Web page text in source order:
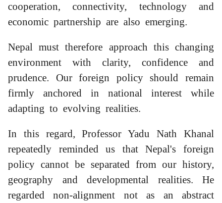
cooperation, connectivity, technology and
economic partnership are also emerging.
Nepal must therefore approach this changing
environment with clarity, confidence and
prudence. Our foreign policy should remain
firmly anchored in national interest while
adapting to evolving realities.
In this regard, Professor Yadu Nath Khanal
repeatedly reminded us that Nepal's foreign
policy cannot be separated from our history,
geography and developmental realities. He
regarded non-alignment not as an abstract